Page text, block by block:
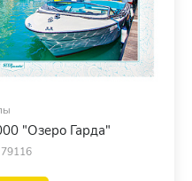
"Озеро Гарда"